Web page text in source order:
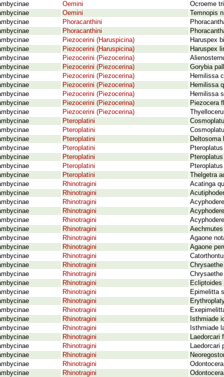
Oemini
Ocroeme
Oemini
Temnopis
Phoracanthini
Phoracanthini
Piezocerini (Haruspicina)
Haruspex
Piezocerini (Haruspicina)
Haruspex
Piezocerini (Piezocerina)
Piezocerini (Piezocerina)
Gorybia
Piezocerini (Piezocerina)
Hemilissa
Piezocerini (Piezocerina)
Hemilissa
Piezocerini (Piezocerina)
Hemilissa
Piezocerini (Piezocerina)
Piezocera
Piezocerini (Piezocerina)
Pteroplatini
Pteroplatini
Pteroplatini
Deltosoma
Pteroplatini
Pteroplatini
Pteroplatini
Pteroplatini
Thelgetra
Rhinotragini
Acatinga
Rhinotragini
Rhinotragini
Rhinotragini
Rhinotragini
Rhinotragini
Rhinotragini
Agaone
Rhinotragini
Agaone
Rhinotragini
Rhinotragini
Rhinotragini
Rhinotragini
Ecliptoides
Rhinotragini
Epimelitta
Rhinotragini
Rhinotragini
Rhinotragini
Isthmiade
Rhinotragini
Isthmiade
Rhinotragini
Laedorcari
Rhinotragini
Laedorcari
Rhinotragini
Rhinotragini
Rhinotragini